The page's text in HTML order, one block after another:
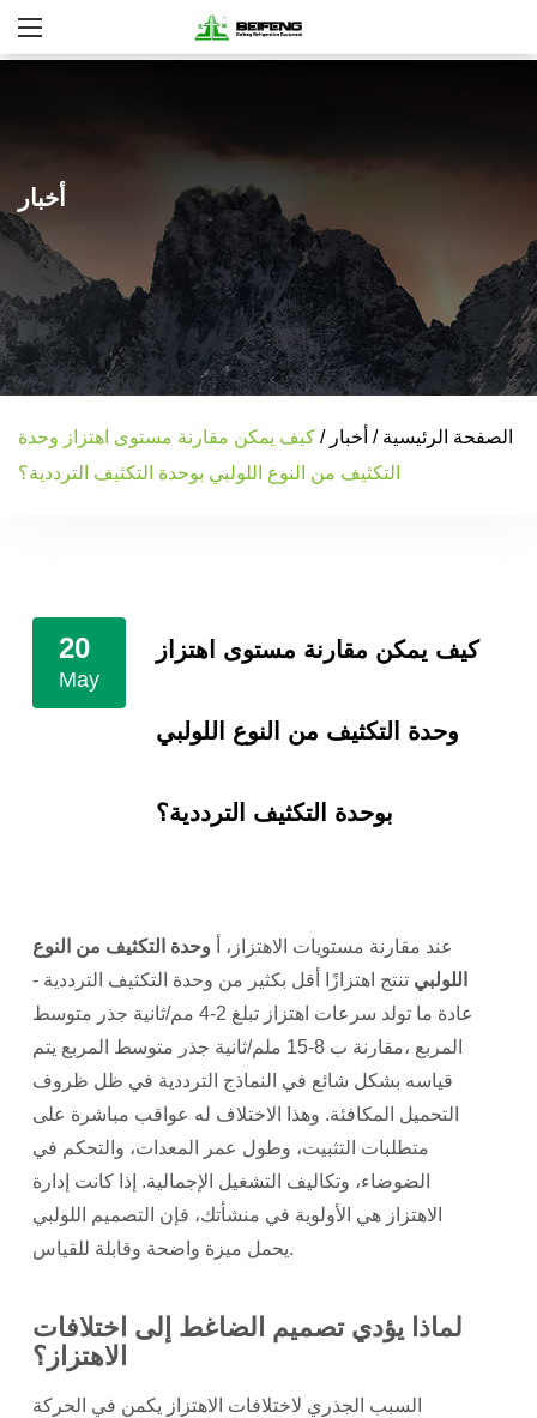
أخبار
الصفحة الرئيسية / أخبار / كيف يمكن مقارنة مستوى اهتزاز وحدة
التكثيف من النوع اللولبي بوحدة التكثيف الترددية؟
20
May
كيف يمكن مقارنة مستوى اهتزاز
وحدة التكثيف من النوع اللولبي
بوحدة التكثيف الترددية؟
عند مقارنة مستويات الاهتزاز،
وحدة التكثيف من النوع
اللولبي تنتج اهتزازًا أقل بكثير من وحدة التكثيف الترددية -
عادة ما تولد سرعات اهتزاز تبلغ
2-4 مم/ثانية جذر متوسط
المربع ،مقارنة ب 8-15 ملم/ثانية جذر متوسط المربع
يتم
قياسه بشكل شائع في النماذج الترددية في ظل ظروف
التحميل المكافئة. وهذا الاختلاف له عواقب مباشرة على
متطلبات التثبيت، وطول عمر المعدات، والتحكم في
الضوضاء، وتكاليف التشغيل الإجمالية. إذا كانت إدارة
الاهتزاز هي الأولوية في منشأتك، فإن التصميم اللولبي
يحمل ميزة واضحة وقابلة للقياس.
لماذا يؤدي تصميم الضاغط إلى اختلافات
الاهتزاز؟
السبب الجذري لاختلافات الاهتزاز يكمن في الحركة